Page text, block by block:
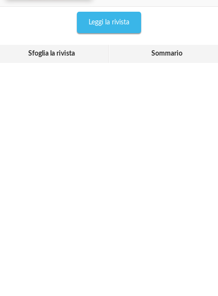
Leggi la rivista
Sfoglia la rivista Sommario